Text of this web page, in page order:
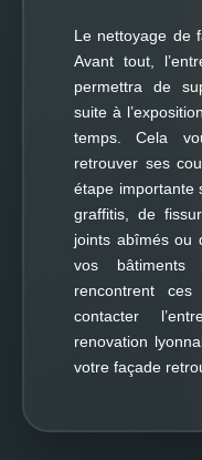
Le nettoyage de
Avant tout,
permettra de
suite à
temps. Cela
retrouver ses
étape importante
graffitis, de
joints abîmés ou
vos
rencontrent
contacter
renovation
votre façade